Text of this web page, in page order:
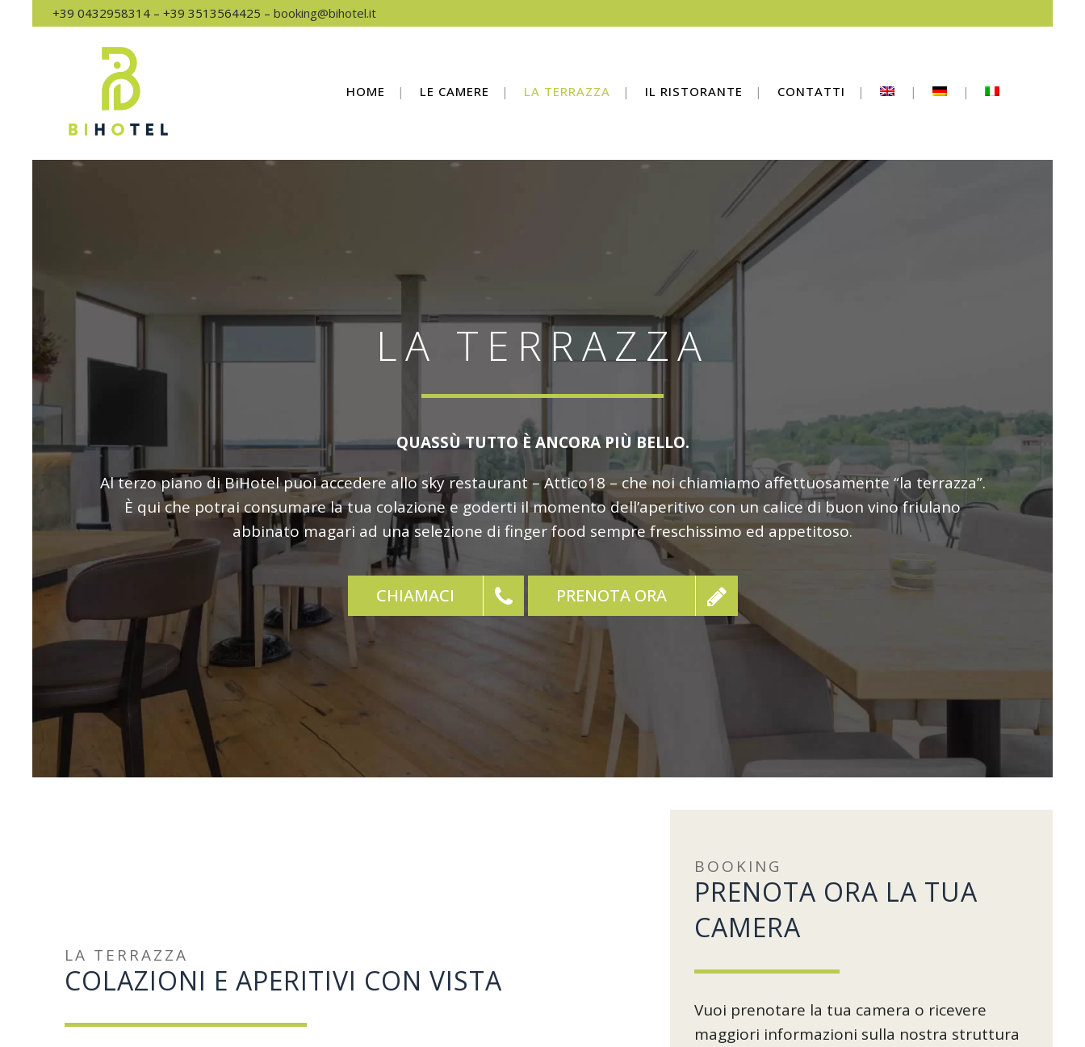
+39 0432958314 – +39 3513564425 –booking@bihotel.it
HOME LE CAMERE LA TERRAZZA IL RISTORANTE CONTATTI
LA TERRAZZA
QUASSÙ TUTTO È ANCORA PIÙ BELLO.
Al terzo piano di BiHotel puoi accedere allo sky restaurant – Attico18 – che noi chiamiamo affettuosamente “la terrazza”.
È qui che potrai consumare la tua colazione e goderti il momento dell’aperitivo con un calice di buon vino friulano
abbinato magari ad una selezione di finger food sempre freschissimo ed appetitoso.
CHIAMACI PRENOTA ORA
LA TERRAZZA
COLAZIONI E APERITIVI CON VISTA
BOOKING
PRENOTA ORA LA TUA
CAMERA
Vuoi prenotare la tua camera o ricevere
maggiori informazioni sulla nostra struttura